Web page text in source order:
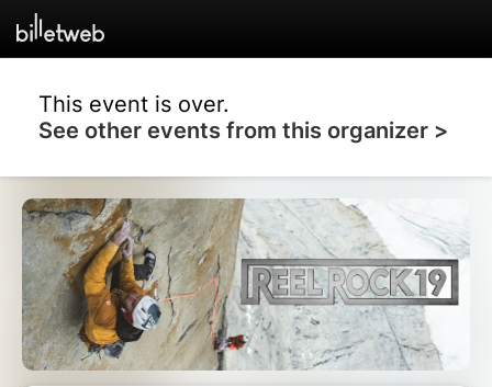
This event is over.
See other events from this organizer >